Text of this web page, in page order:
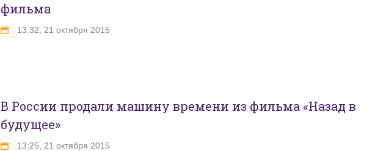
фильма
13:32, 21 октября 2015
В России продали машину времени из фильма «Назад в
будущее»
13:25, 21 октября 2015